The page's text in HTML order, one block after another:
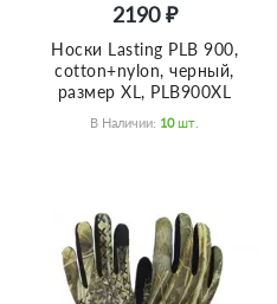
2190 ₽
Носки Lasting PLB 900,
cotton+nylon, черный,
размер XL, PLB900XL
В Наличии: 10 Шт.